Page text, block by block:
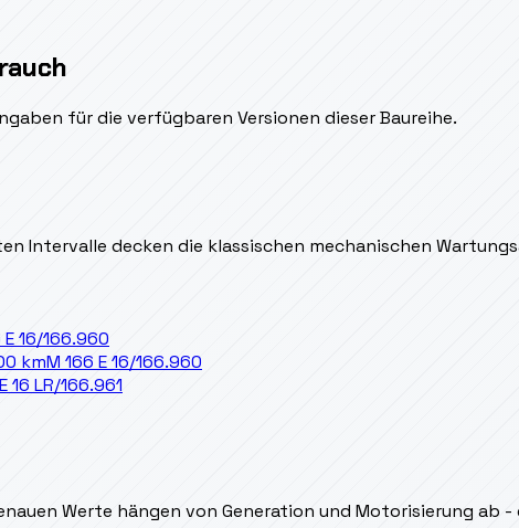
für die verfügbaren Versionen dieser Baureihe.
Intervalle decken die klassischen mechanischen
E 16/166.960
kmM 166 E 16/166.960
16 LR/166.961
Werte hängen von Generation und Motorisierung